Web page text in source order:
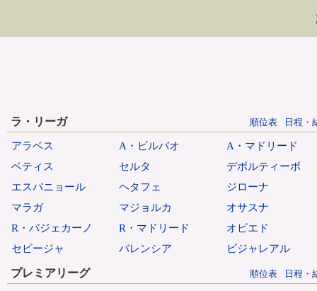
ラ・リーガ 順位表 日程・
アラベス A・ビルバオ
A・マドリード
ベティス
セルタ
デポルティーボ
エスパニョール
ヘタフェ
ジローナ
マラガ
マジョルカ
オサスナ
R・バジェカーノ
R・マドリード
オビエド
セビージャ
バレンシア ビジャレアル
プレミアリーグ 順位表 日程・